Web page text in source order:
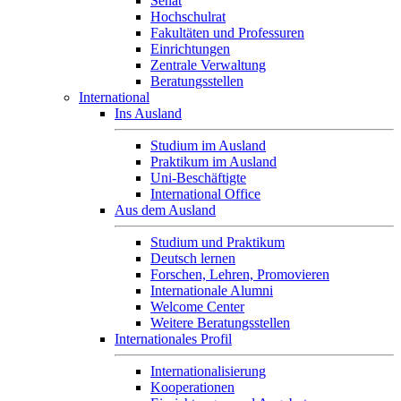
Hochschulrat
Fakultäten und Professuren
Einrichtungen
Zentrale Verwaltung
Beratungsstellen
International
Ins Ausland
Studium im Ausland
Praktikum im Ausland
Uni-Beschäftigte
International Office
Aus dem Ausland
Studium und Praktikum
Deutsch lernen
Forschen, Lehren, Promovieren
Internationale Alumni
Welcome Center
Weitere Beratungsstellen
Internationales Profil
Internationalisierung
Kooperationen